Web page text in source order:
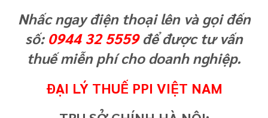
Nhấc ngay điện thoại lên và gọi đến
số: 0944 32 5559để được tư vấn
thuế miễn phí cho doanh nghiệp.
ĐẠI LÝ THUẾ PPI VIỆT NAM